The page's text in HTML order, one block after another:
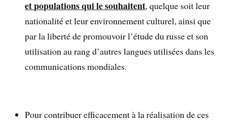
et populations qui le souhaitent, quelque soit leur
nationalité et leur environnement culturel, ainsi que
par la liberté de promouvoir l’étude du russe et son
utilisation au rang d’autres langues utilisées dans les
communications mondiales.
Pour contribuer efficacement à la réalisation de ces